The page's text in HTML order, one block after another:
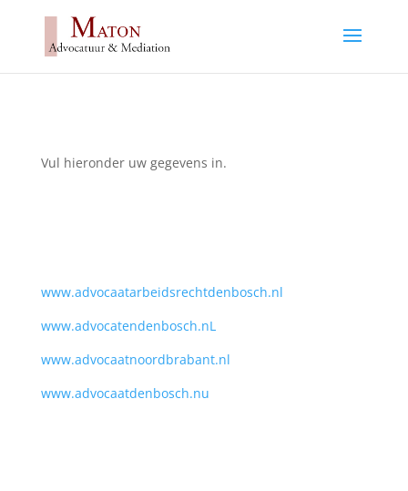
Vul hieronder uw gegevens in.
www.advocaatarbeidsrechtdenbosch.nl
www.advocatendenbosch.nL
www.advocaatnoordbrabant.nl
www.advocaatdenbosch.nu